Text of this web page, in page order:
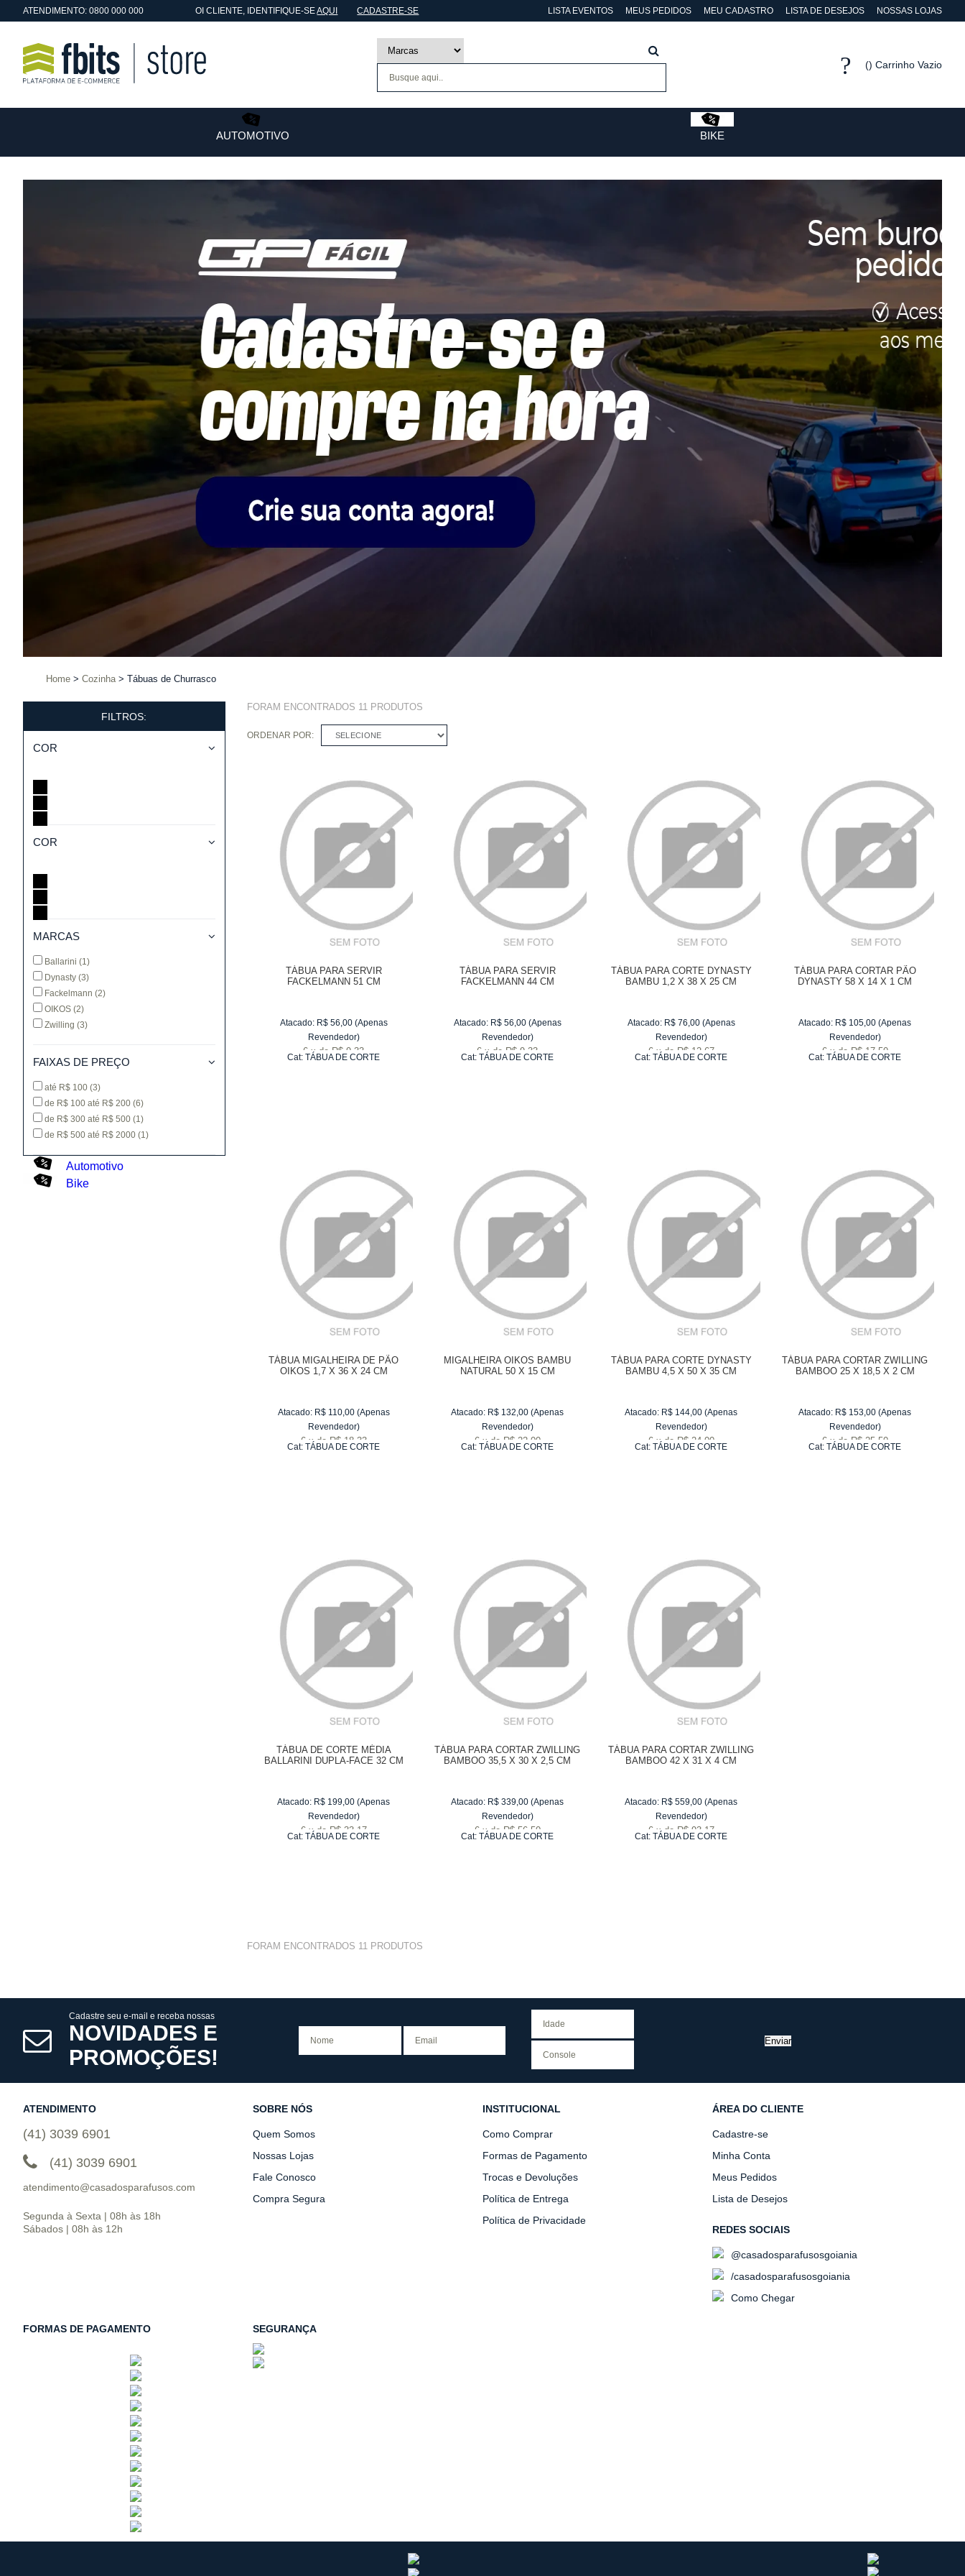
ATENDIMENTO: 0800 000 000 OICLIENTE, IDENTIFIQUE-SEAQUI CADASTRE-SE LISTA EVENTOS MEUS PEDIDOS MEU CADASTRO LISTA DE DESEJOS NOSSAS LOJAS
Carrinho Vazio
AUTOMOTIVO BIKE
Home Cozinha Tábuas de Churrasco
FILTROS:
COR
COR
MARCAS
Ballarini (1)
Dynasty (3)
Fackelmann (2)
OIKOS (2)
Zwilling (3)
FAIXAS DE PREÇO
até R$ 100 (3)
de R$ 100 até R$ 200 (6)
de R$ 300 até R$ 500 (1)
de R$ 500 até R$ 2000 (1)
Automotivo
Bike
FORAM ENCONTRADOS 11PRODUTOS
ORDENAR POR: SELECIONE
TÁBUA PARA SERVIR
FACKELMANN 51 CM
Atacado: R$ 56,00 (Apenas
Revendedor)
6 x de R$ 9,33
Cat:TÁBUA DE CORTE
TÁBUA PARA SERVIR
FACKELMANN 44 CM
Atacado: R$ 56,00 (Apenas
Revendedor)
6 x de R$ 9,33
Cat:TÁBUA DE CORTE
TÁBUA PARA CORTE DYNASTY
BAMBU 1,2 X 38 X 25 CM
Atacado: R$ 76,00 (Apenas
Revendedor)
6 x de R$ 12,67
Cat:TÁBUA DE CORTE
TÁBUA PARA CORTAR PÃO
DYNASTY 58 X 14 X 1 CM
Atacado: R$ 105,00 (Apenas
Revendedor)
6 x de R$ 17,50
Cat:TÁBUA DE CORTE
TÁBUA MIGALHEIRA DE PÃO
OIKOS 1,7 X 36 X 24 CM
Atacado: R$ 110,00 (Apenas
Revendedor)
6 x de R$ 18,33
Cat:TÁBUA DE CORTE
MIGALHEIRA OIKOS BAMBU
NATURAL 50 X 15 CM
Atacado: R$ 132,00 (Apenas
Revendedor)
6 x de R$ 22,00
Cat:TÁBUA DE CORTE
TÁBUA PARA CORTE DYNASTY
BAMBU 4,5 X 50 X 35 CM
Atacado: R$ 144,00 (Apenas
Revendedor)
6 x de R$ 24,00
Cat:TÁBUA DE CORTE
TÁBUA PARA CORTAR ZWILLING
BAMBOO 25 X 18,5 X 2 CM
Atacado: R$ 153,00 (Apenas
Revendedor)
6 x de R$ 25,50
Cat:TÁBUA DE CORTE
TÁBUA DE CORTE MÉDIA
BALLARINI DUPLA-FACE 32 CM
Atacado: R$ 199,00 (Apenas
Revendedor)
6 x de R$ 33,17
Cat:TÁBUA DE CORTE
TÁBUA PARA CORTAR ZWILLING
BAMBOO 35,5 X 30 X 2,5 CM
Atacado: R$ 339,00 (Apenas
Revendedor)
6 x de R$ 56,50
Cat:TÁBUA DE CORTE
TÁBUA PARA CORTAR ZWILLING
BAMBOO 42 X 31 X 4 CM
Atacado: R$ 559,00 (Apenas
Revendedor)
6 x de R$ 93,17
Cat:TÁBUA DE CORTE
FORAM ENCONTRADOS 11PRODUTOS
Cadastre seu e-mail e receba nossas
NOVIDADES E
PROMOÇÕES!
Enviar
ATENDIMENTO
(41) 3039 6901
(41) 3039 6901
atendimento@casadosparafusos.com
Segunda à Sexta | 08h às 18h
Sábados | 08h às 12h
SOBRE NÓS
Quem Somos
Nossas Lojas
Fale Conosco
Compra Segura
INSTITUCIONAL
Como Comprar
Formas de Pagamento
Trocas e Devoluções
Política de Entrega
Política de Privacidade
ÁREA DO CLIENTE
Cadastre-se
Minha Conta
Meus Pedidos
Lista de Desejos
REDES SOCIAIS
@casadosparafusosgoiania
/casadosparafusosgoiania
Como Chegar
FORMAS DE PAGAMENTO SEGURANÇA